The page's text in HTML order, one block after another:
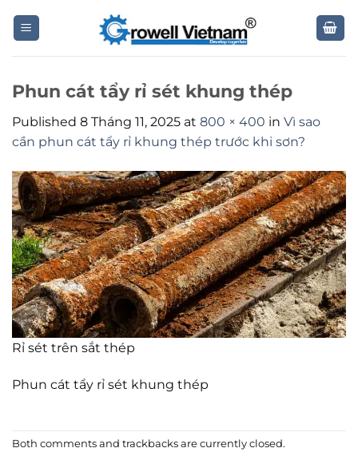
Phun cát tẩy rỉ sét khung thép
Published 8 Tháng 11, 2025 at 800 × 400 in Vì sao
cần phun cát tẩy rỉ khung thép trước khi sơn?
Rỉ sét trên sắt thép
Phun cát tẩy rỉ sét khung thép
Both comments and trackbacks are currently closed.